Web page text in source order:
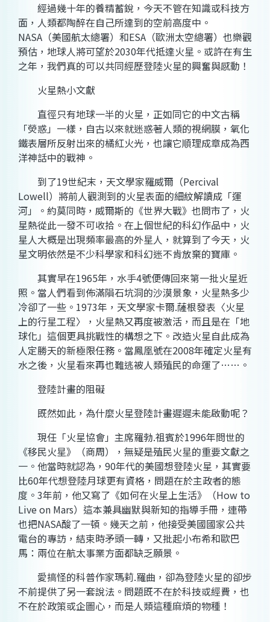
經過幾十年的養精蓄銳，今天不管在知識或科技方
面，人類都陶醉在自己所達到的空前高度中。
NASA（美國航太總署）和ESA（歐洲太空總署）也樂觀
預估，地球人將可望於2030年代抵達火星。或許在有生
之年，我們真的可以共同經歷登陸火星的興奮與感動！
火星熱小文獻
直徑只有地球一半的火星，正如同它的中文古稱
「熒惑」一樣，自古以來就迷惑著人類的視網膜，氧化
鐵表層所反射出來的橘紅火光，也讓它順理成章成為西
洋神話中的戰神。
到了19世紀末，天文學家羅威爾（Percival
Lowell）將前人觀測到的火星表面的細紋解讀成「運
河」。約莫同時，威爾斯的《世界大戰》也問市了，火
星熱從此一發不可收拾。在上個世紀的科幻作品中，火
星人大概是出現頻率最高的外星人，就算到了今天，火
星文明依然是不少科學家和科幻迷不肯放棄的寶庫。
其實早在1965年，水手4號便傳回來第一批火星近
照。當人們看到佈滿隕石坑洞的沙漠景象，火星熱多少
冷卻了一些。1973年，天文學家卡爾.薩根發表〈火星
上的行星工程〉，火星熱又再度被激活，而且是在「地
球化」這個更具挑戰性的構想之下。改造火星自此成為
人定勝天的新極限任務。當鳳凰號在2008年確定火星有
水之後，火星看來再也難逃被人類殖民的命運了……。
登陸計畫的阻礙
既然如此，為什麼火星登陸計畫遲遲未能啟動呢？
現任「火星協會」主席羅勃.祖賓於1996年問世的
《移民火星》（商周），無疑是殖民火星的重要文獻之
一。他當時就認為，90年代的美國想登陸火星，其實要
比60年代想登陸月球更有資格，問題在於主政者的態
度。3年前，他又寫了《如何在火星上生活》（How to
Live on Mars）這本兼具幽默與新知的指導手冊，連帶
也把NASA酸了一頓。幾天之前，他接受美國國家公共
電台的專訪，結束時矛頭一轉，又批起小布希和歐巴
馬：兩位在航太事業方面都缺乏願景。
愛搞怪的科普作家瑪莉.羅曲，卻為登陸火星的卻步
不前提供了另一套說法。問題既不在於科技或經費，也
不在於政策或企圖心，而是人類這種麻煩的物種！